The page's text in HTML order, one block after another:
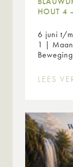
HOUT 4
6 juni t/
1 |
LEES